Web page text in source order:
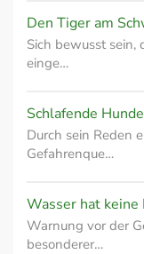
Den Tiger am
Sich bewusst sein,
einge…
Schlafende
Durch sein Reden
Gefahrenque…
Wasser hat keine
Warnung vor der
besonderer…